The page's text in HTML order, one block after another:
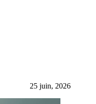
25 juin, 2026